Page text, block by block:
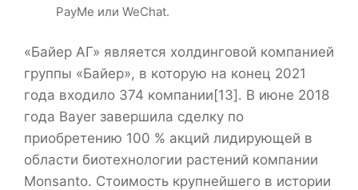
PayMe или WeChat.
«Байер АГ» является холдинговой компанией
группы «Байер», в которую на конец 2021
года входило 374 компании[13]. В июне 2018
года Bayer завершила сделку по
приобретению 100 % акций лидирующей в
области биотехнологии растений компании
Monsanto. Стоимость крупнейшего в истории